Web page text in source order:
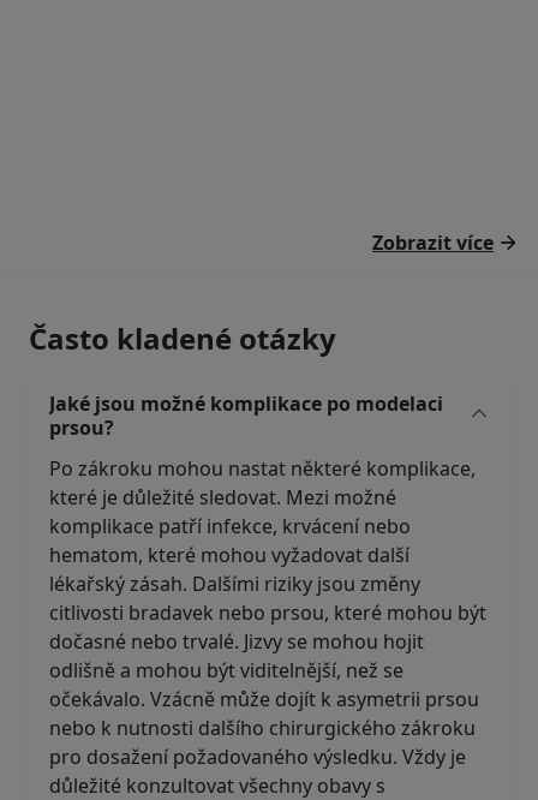
Zobrazit více
Často kladené otázky
Jaké jsou možné komplikace po modelaci
prsou?
Po zákroku mohou nastat některé komplikace,
které je důležité sledovat. Mezi možné
komplikace patří infekce, krvácení nebo
hematom, které mohou vyžadovat další
lékařský zásah. Dalšími riziky jsou změny
citlivosti bradavek nebo prsou, které mohou být
dočasné nebo trvalé. Jizvy se mohou hojit
odlišně a mohou být viditelnější, než se
očekávalo. Vzácně může dojít k asymetrii prsou
nebo k nutnosti dalšího chirurgického zákroku
pro dosažení požadovaného výsledku. Vždy je
důležité konzultovat všechny obavy s